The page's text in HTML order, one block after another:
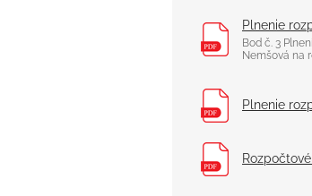
Plnenie
Bod č. 3
Nemšová na
Plnenie